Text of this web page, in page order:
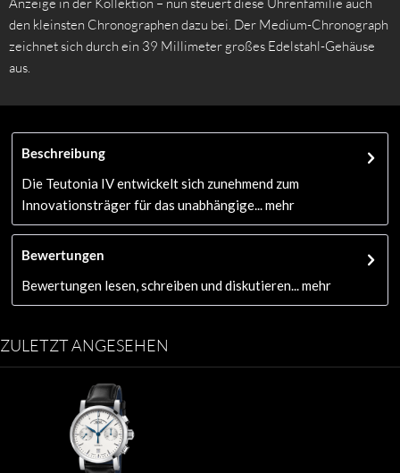
den kleinsten Chronographen dazu bei. Der Medium-Chronograph
zeichnet sich durch ein 39 Millimeter großes Edelstahl-Gehäuse
aus.
Beschreibung
Die Teutonia IV entwickelt sich zunehmend zum
Innovationsträger für das unabhängige...
mehr
Bewertungen
Bewertungen lesen, schreiben und diskutieren...
mehr
ZULETZT ANGESEHEN